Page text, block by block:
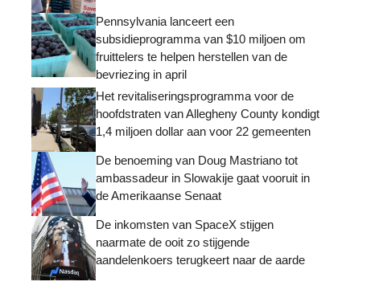
Pennsylvania lanceert een
subsidieprogramma van $10 miljoen om
fruittelers te helpen herstellen van de
bevriezing in april
Het revitaliseringsprogramma voor de
hoofdstraten van Allegheny County kondigt
1,4 miljoen dollar aan voor 22 gemeenten
De benoeming van Doug Mastriano tot
ambassadeur in Slowakije gaat vooruit in
de Amerikaanse Senaat
De inkomsten van SpaceX stijgen
naarmate de ooit zo stijgende
aandelenkoers terugkeert naar de aarde